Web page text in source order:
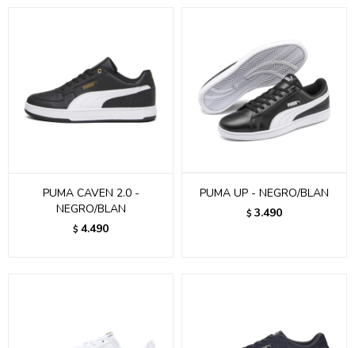
PUMA CAVEN 2.0 -
NEGRO/BLAN
$ 4.490
PUMA UP - NEGRO/BLAN
$ 3.490